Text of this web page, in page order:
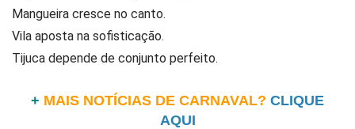
Mangueira cresce no canto.
Vila aposta na sofisticação.
Tijuca depende de conjunto perfeito.
+ MAIS NOTÍCIAS DE CARNAVAL? CLIQUE
AQUI